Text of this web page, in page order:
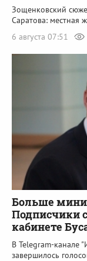
Зощенковский
Саратова: местная
6 августа 07:51
Больше
Подписчики
кабинете
В Telegram-канале
завершилось